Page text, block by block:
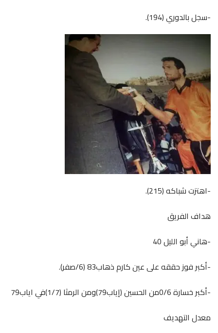
-سجل بالدوري (194).
-اهتزت شباكه (215).
هداف الفريق
-هاني أبو الليل 40
-أكبر فوز حققه على عين كارم ذهاب83 (6/صفر).
-أكبر خسارة 0/6من الحسين (إياب79)ومن الرمثا (1/7)في اياب79
معدل التهديف